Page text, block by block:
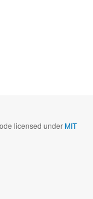
licensed underMIT